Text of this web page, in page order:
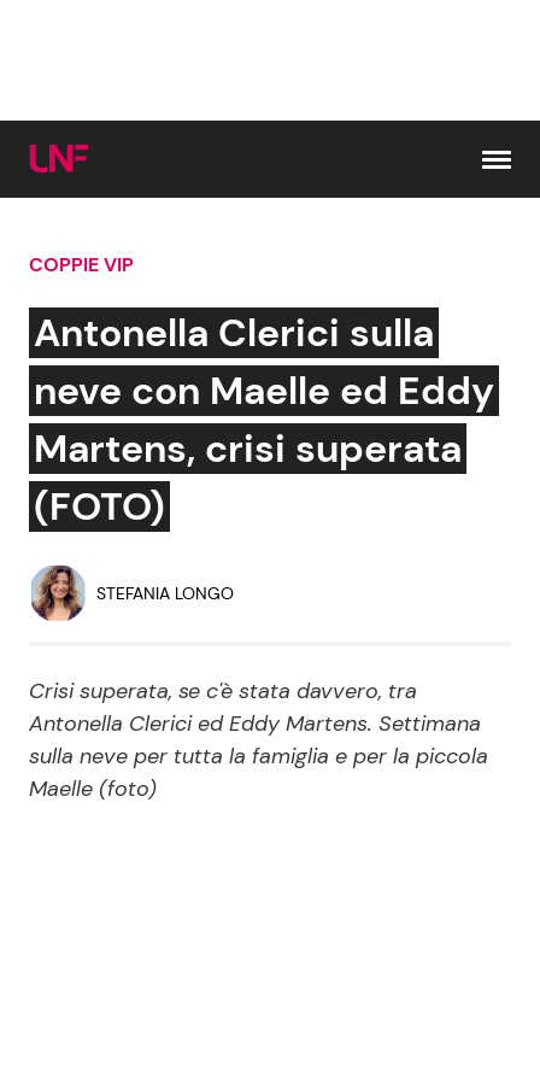
Cerca:
News e Cronaca
Attualità Italiana
Dal Mondo
Economia
Persone Scomparse
Politica
Gossip e TV
Bellezze VIP
Reality e Talent
Soap Opera
COPPIE VIP
Antonella Clerici sulla
neve con Maelle ed Eddy
Martens, crisi superata
(FOTO)
STEFANIA LONGO
Crisi superata, se c'è stata davvero, tra
Antonella Clerici ed Eddy Martens. Settimana
sulla neve per tutta la famiglia e per la piccola
Maelle (foto)